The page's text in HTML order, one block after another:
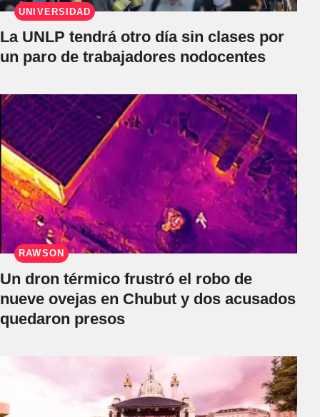
UNIVERSIDAD
La UNLP tendrá otro día sin clases por
un paro de trabajadores nodocentes
RAWSON
Un dron térmico frustró el robo de
nueve ovejas en Chubut y dos acusados
quedaron presos